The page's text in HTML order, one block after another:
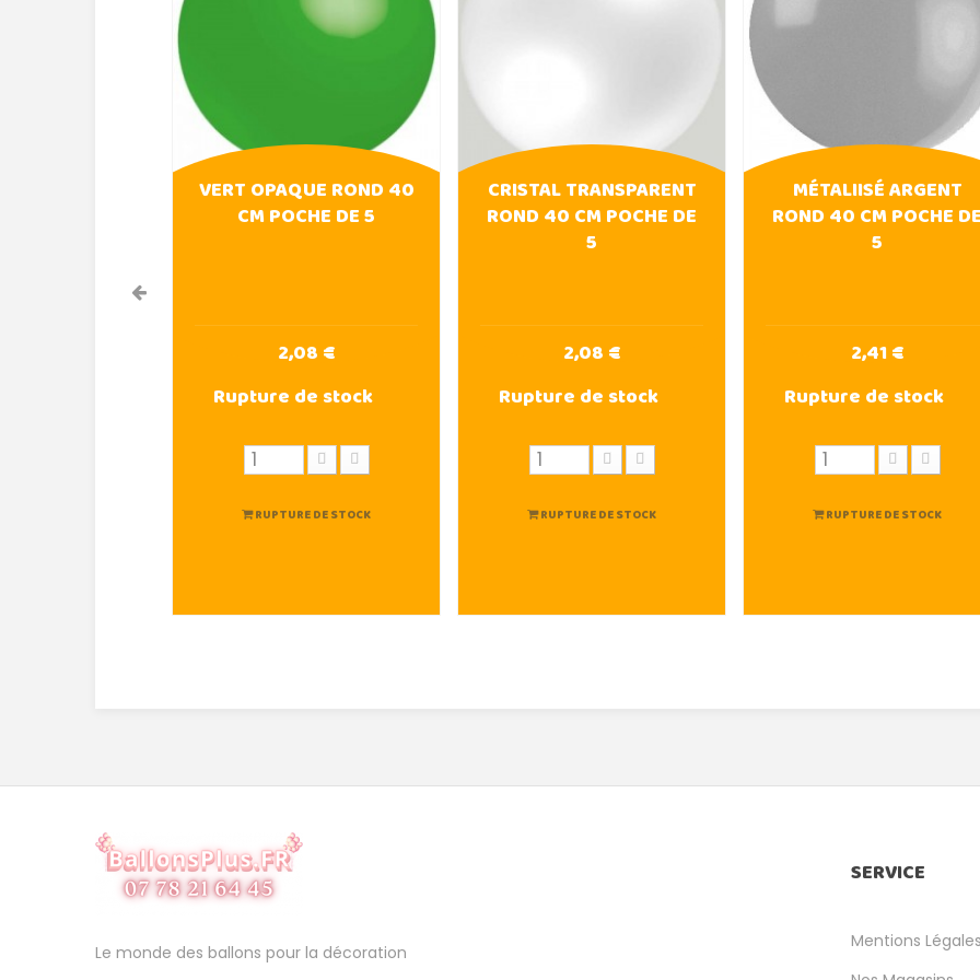
VERT OPAQUE ROND 40
CM POCHE DE 5
2,08 €
Rupture de stock
RUPTURE DE STOCK
CRISTAL TRANSPARENT
ROND 40 CM POCHE DE
5
2,08 €
Rupture de stock
RUPTURE DE STOCK
MÉTALIISÉ ARGENT
ROND 40 CM POCHE DE
5
2,41 €
Rupture de stock
RUPTURE DE STOCK
Le monde des ballons pour la décoration
SERVICE
Mentions Légales